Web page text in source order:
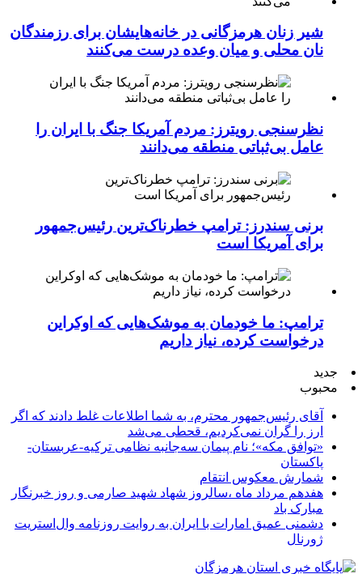
شیر زنان هرمزگانی در خانه‌هایشان برای رزمندگان
نان محلی و میان وعده درست می‌کنند
نظرسنجی رویترز: مردم آمریکا جنگ با ایران را
عامل بی‌ثباتی منطقه می‌دانند
برنی سندرز: ترامپ خطرناک‌ترین رئیس‌جمهور
برای آمریکا است
ترامپ: ما خودمان به موشک‌هایی که اوکراین
درخواست کرده، نیاز داریم
جدید
محبوب
آقای رئیس‌جمهور محترم، به شما اطلاعات غلط دادند که اگر
ارز را گران نمی‌کردیم، قحطی می‌شد
«توافق مکه»؛ نام پیمان سه‌جانبه نظامی ترکیه-عربستان-
پاکستان
شمارش معکوس انتقام
هفدهم مرداد ماه ،سالروز شهاد شهید صارمی و روز خبرنگار
مبارک باد
دشمنی عمیق امارات با ایران به روایت روزنامه وال‌استریت
ژورنال